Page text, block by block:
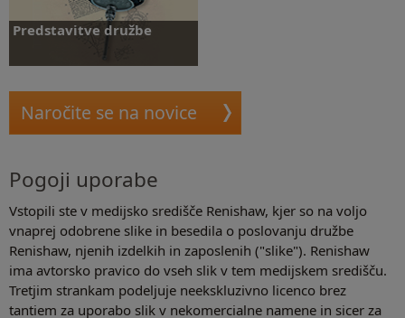
Predstavitve družbe
Naročite se na novice
Pogoji uporabe
Vstopili ste v medijsko središče Renishaw, kjer so na voljo
vnaprej odobrene slike in besedila o poslovanju družbe
Renishaw, njenih izdelkih in zaposlenih ("slike"). Renishaw
ima avtorsko pravico do vseh slik v tem medijskem središču.
Tretjim strankam podeljuje neekskluzivno licenco brez
tantiem za uporabo slik v nekomercialne namene in sicer za